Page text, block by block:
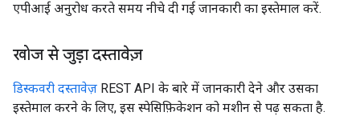
एपीआई अनुरोध करते समय नीचे दी गई जानकारी का इस्तेमाल करें.
खोज से जुड़ा दस्तावेज़
डिस्कवरी दस्तावेज़ REST API के बारे में जानकारी देने और उसका
इस्तेमाल करने के लिए, इस स्पेसिफ़िकेशन को मशीन से पढ़ सकता है.